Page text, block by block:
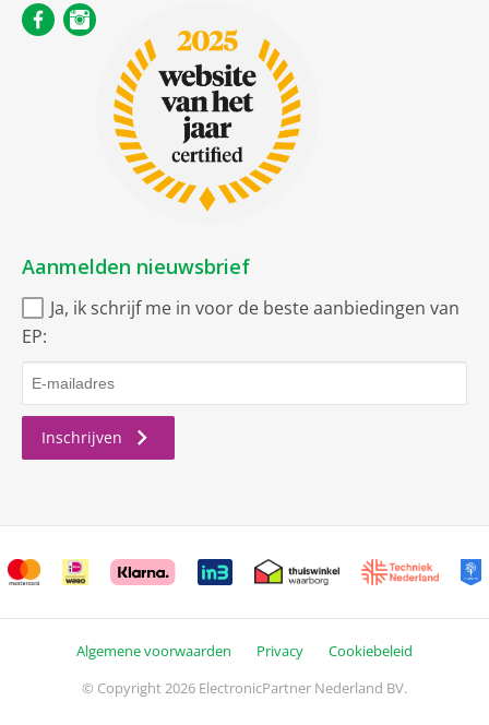
Aanmelden nieuwsbrief
Ja, ik schrijf me in voor de beste aanbiedingen van
EP:
Inschrijven
Algemene voorwaarden Privacy
Cookiebeleid
© Copyright 2026 ElectronicPartner Nederland BV.